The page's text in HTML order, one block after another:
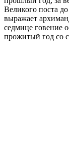
Великого поста
выражает
седмице говение
прожитый год со